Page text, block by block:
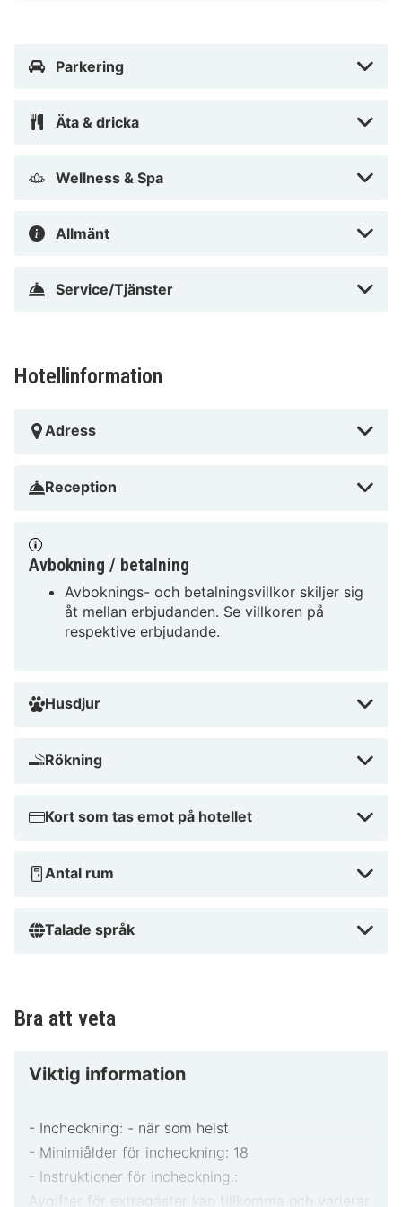
Potsdamer Platz.
I Berlin (Mitte)
Parkering
Äta & dricka
Wellness & Spa
Allmänt
Service/Tjänster
Hotellinformation
Adress
Reception
Avbokning / betalning
Avboknings- och betalningsvillkor skiljer sig
åt mellan erbjudanden. Se villkoren på
respektive erbjudande.
Husdjur
Rökning
Kort som tas emot på hotellet
Antal rum
Talade språk
Bra att veta
Viktig information
- Incheckning: - när som helst
- Minimiålder för incheckning: 18
- Instruktioner för incheckning.:
Avgifter för extragäster kan tillkomma och varierar